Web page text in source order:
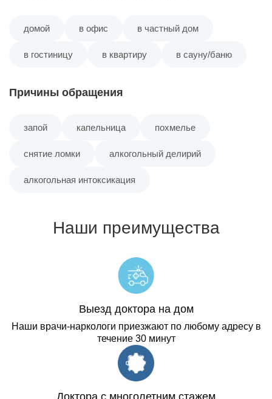
домой в офис в частный дом
в гостиницу в квартиру в сауну/баню
Причины обращения
запой капельница похмелье
снятие ломки алкогольный делирий
алкогольная интоксикация
Наши преимущества
Выезд доктора на дом
Наши врачи-наркологи приезжают по любому адресу в
течение 30 минут
Доктора с многолетним стажем